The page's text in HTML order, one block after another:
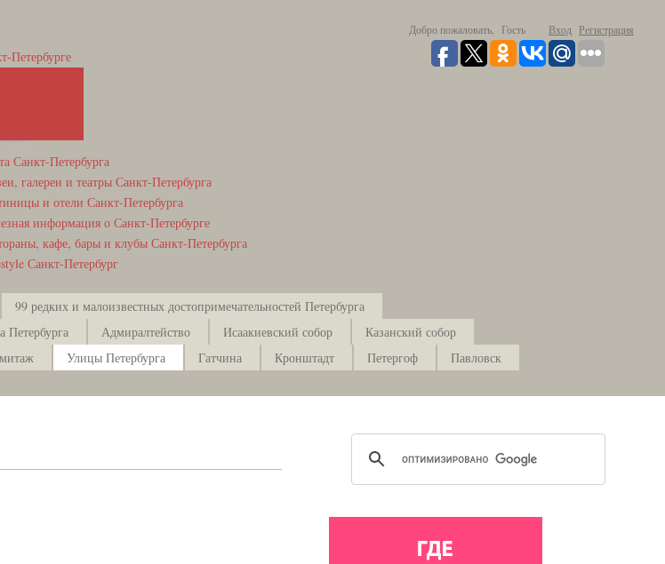
Добро пожаловать, Гость Вход Регистрация
Петербурге
Санкт-Петербурга
галереи и театры Санкт-Петербурга
и отели Санкт-Петербурга
информация о Санкт-Петербурге
кафе, бары и клубы Санкт-Петербурга
Санкт-Петербург
99 редких и малоизвестных достопримечательностей Петербурга
Петербурга Адмиралтейство Исаакиевский собор
Казанский собор
Улицы Петербурга Гатчина Кронштадт Петергоф
Павловск